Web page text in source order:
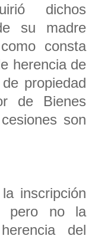
dichos
su madre
consta
herencia de
propiedad
de Bienes
son
inscripción
pero no la
del